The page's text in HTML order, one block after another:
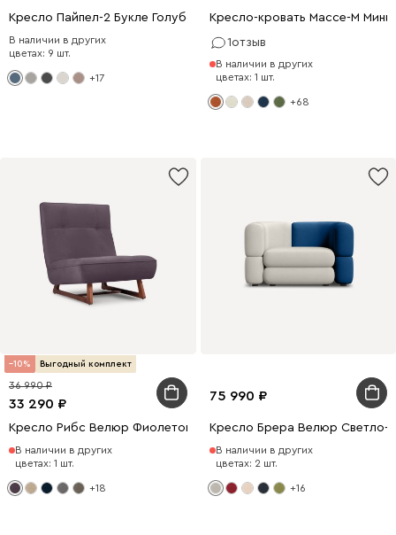
Кресло Пайпел-2 Букле Голубой
В наличии в других
цветах: 9 шт.
+17
Кресло-кровать Массе-М
1отзыв
В наличии в других
цветах: 1 шт.
+68
10 Выгодный комплект
33 290
36 990
Кресло Рибс Велюр Фиолетовый
В наличии в других
цветах: 1 шт.
+18
75 990
Кресло Брера Велюр Светло-
В наличии в других
цветах: 2 шт.
+16